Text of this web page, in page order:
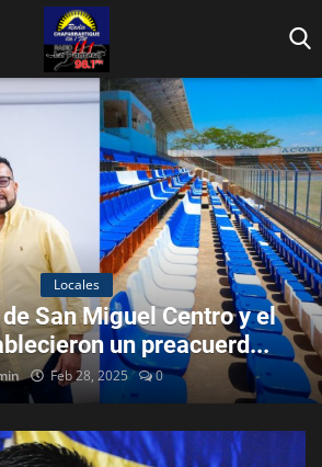
Locales
San Miguel Centro y el
un preacuerd...
Feb 28, 2025 0